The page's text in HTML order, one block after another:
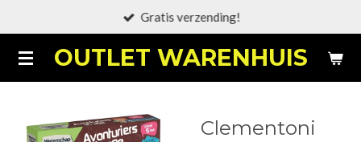
naar
de
OUTLET WARENHUIS
Gratis verzending!
Clementoni